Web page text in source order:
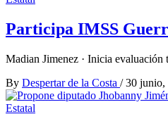
Participa IMSS
Madian Jimenez · Inicia evaluación
By Despertar de la Costa / 30 junio,
Estatal